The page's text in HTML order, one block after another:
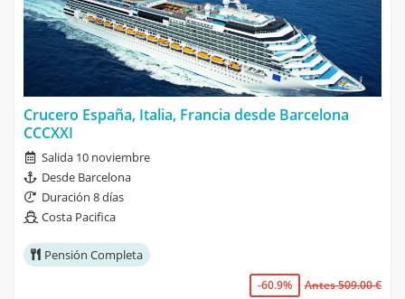
Crucero España, Italia, Francia desde Barcelona
CCCXXI
Salida 10 noviembre
Desde Barcelona
Duración 8 días
Costa Pacifica
Pensión Completa
-60.9%
Antes 509.00 €